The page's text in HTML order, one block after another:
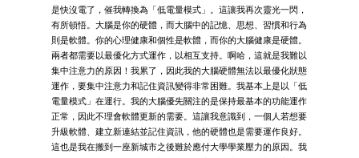
是快沒電了，催我轉換為「低電量模式」。這讓我再次靈光一閃，
有所頓悟。大腦是你的硬體，而大腦中的記憶、思想、習慣和行為
則是軟體。你的心理健康和個性是軟體，而你的大腦健康是硬體。
兩者都需要以最優化方式運作，以相互支持。啊哈，這就是我難以
集中注意力的原因！我累了，因此我的大腦硬體無法以最優化狀態
運作，要集中注意力和記住資訊變得非常困難。我基本上是以「低
電量模式」在運行。我的大腦優先關注的是保持最基本的功能運作
正常，因此不理會軟體更新的需要。這讓我意識到，一個人若想要
升級軟體、建立新連結並記住資訊，他的硬體也是需要運作良好。
這也是我在搬到一座新城市之後難於應付大學學業壓力的原因。我